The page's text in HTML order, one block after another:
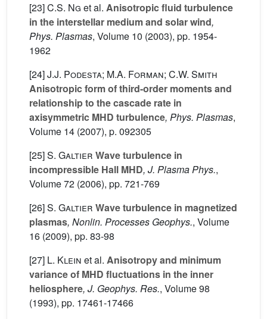
[23]C.S. Ng et al. Anisotropic fluid turbulence
in the interstellar medium and solar wind,
Phys. Plasmas, Volume 10 (2003), pp. 1954-
1962
[24]J.J. Podesta; M.A. Forman; C.W. Smith
Anisotropic form of third-order moments and
relationship to the cascade rate in
axisymmetric MHD turbulence, Phys. Plasmas,
Volume 14 (2007), p. 092305
[25]S. Galtier Wave turbulence in
incompressible Hall MHD, J. Plasma Phys.,
Volume 72 (2006), pp. 721-769
[26]S. Galtier Wave turbulence in magnetized
plasmas, Nonlin. Processes Geophys., Volume
16 (2009), pp. 83-98
[27] L. Klein et al. Anisotropy and minimum
variance of MHD fluctuations in the inner
heliosphere, J. Geophys. Res., Volume 98
(1993), pp. 17461-17466